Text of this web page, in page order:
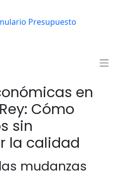
en
Cómo
sin
la calidad
mudanzas